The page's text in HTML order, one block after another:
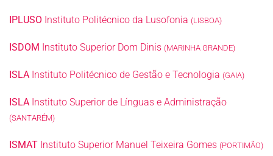
IPLUSO Instituto Politécnico da Lusofonia (LISBOA)
ISDOM Instituto Superior Dom Dinis (MARINHA GRANDE)
ISLA Instituto Politécnico de Gestão e Tecnologia (GAIA)
ISLA Instituto Superior de Línguas e Administração
(SANTARÉM)
ISMAT Instituto Superior Manuel Teixeira Gomes (PORTIMÃO)